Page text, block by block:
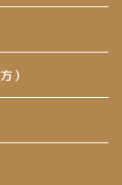
）